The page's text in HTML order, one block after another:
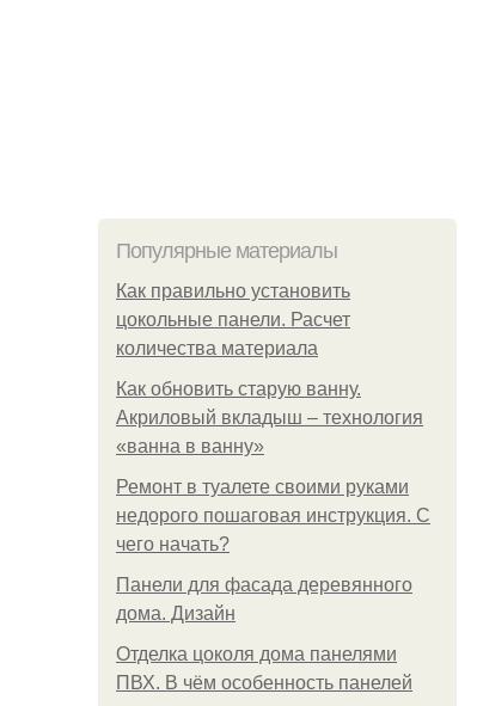
Популярные материалы
Как правильно установить
цокольные панели. Расчет
количества материала
Как обновить старую ванну.
Акриловый вкладыш – технология
«ванна в ванну»
Ремонт в туалете своими руками
недорого пошаговая инструкция. С
чего начать?
Панели для фасада деревянного
дома. Дизайн
Отделка цоколя дома панелями
ПВХ. В чём особенность панелей